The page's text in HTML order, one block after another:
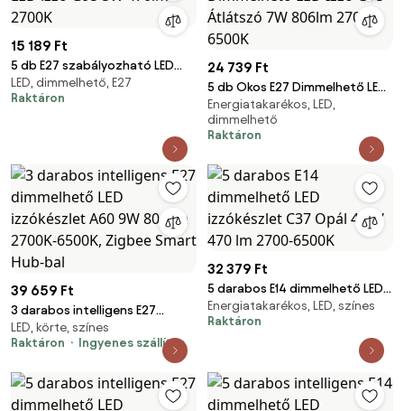
15 189 Ft
5 db E27 szabályozható LED
izzó G95 5W 470lm 2700K
LED, dimmelhető, E27
Raktáron
24 739 Ft
5 db Okos E27 Dimmelhető LED
Izzó G95 Átlátszó 7W 806lm
2700-6500K
Energiatakarékos, LED,
dimmelhető
Raktáron
39 659 Ft
3 darabos intelligens E27
dimmelhető LED izzókészlet
A60 9W 806 lm 2700K-6500K,
LED, körte, színes
Raktáron
Ingyenes szállítás
32 379 Ft
5 darabos E14 dimmelhető LED
izzókészlet C37 Opál 4,9W 470
lm 2700-6500K
Energiatakarékos, LED, színes
Raktáron